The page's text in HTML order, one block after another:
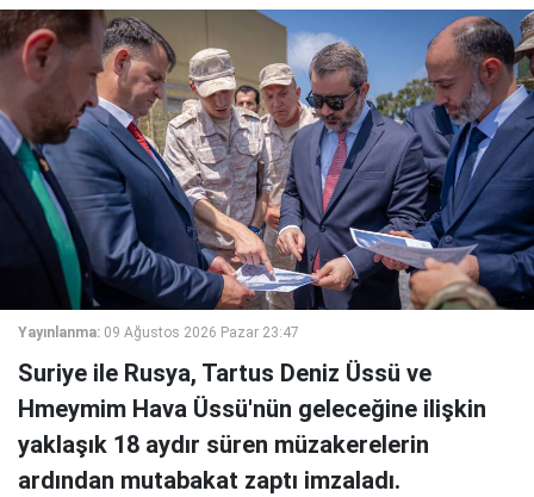
Yayınlanma: 09 Ağustos 2026 Pazar 23:47
Suriye ile Rusya, Tartus Deniz Üssü ve
Hmeymim Hava Üssü'nün geleceğine ilişkin
yaklaşık 18 aydır süren müzakerelerin
ardından mutabakat zaptı imzaladı.